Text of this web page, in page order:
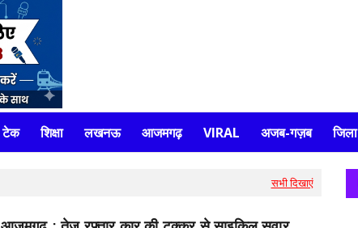
टेक शिक्षा लखनऊ आजमगढ़ VIRAL अजब-गज़ब जिला
सभी दिखाएं